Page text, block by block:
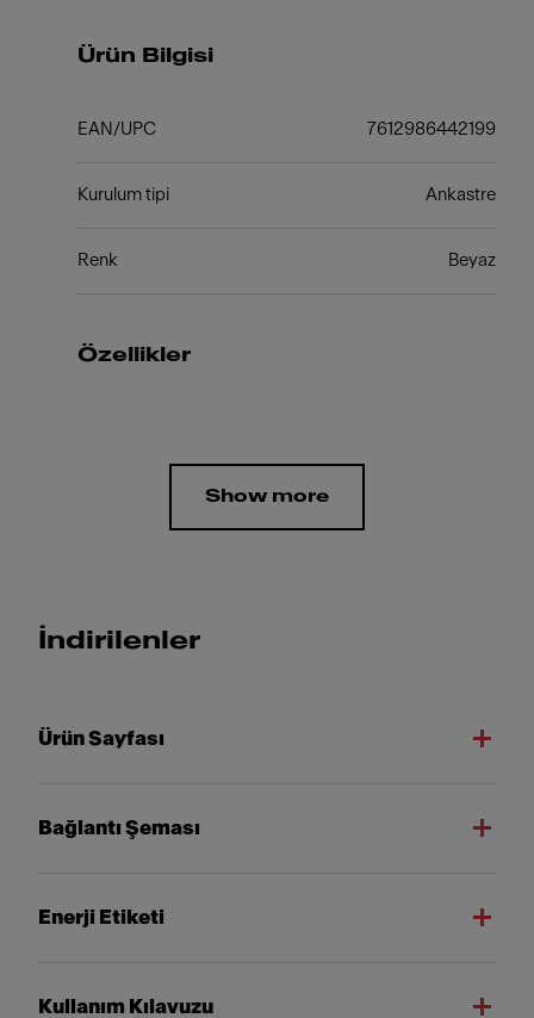
Ürün Bilgisi
EAN/UPC 7612986442199
Kurulum tipi Ankastre
Renk Beyaz
Özellikler
Show more
İndirilenler
Ürün Sayfası
Bağlantı Şeması
Enerji Etiketi
Kullanım Kılavuzu